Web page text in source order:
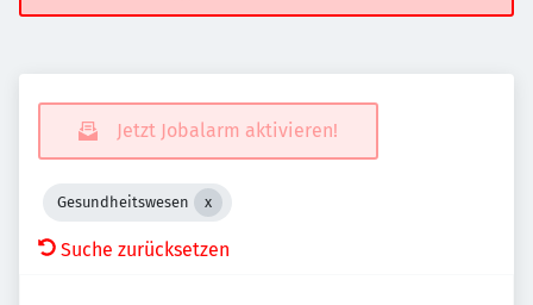
Jetzt Jobalarm aktivieren!
Gesundheitswesen
Suche zurücksetzen